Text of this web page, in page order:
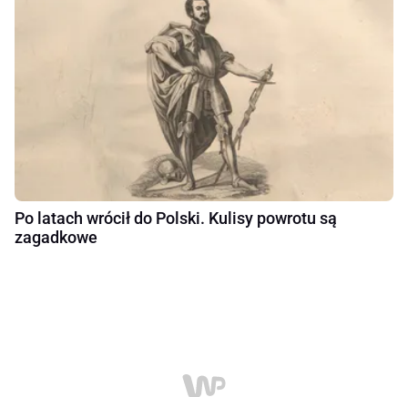
Po latach wrócił do Polski. Kulisy powrotu są
zagadkowe